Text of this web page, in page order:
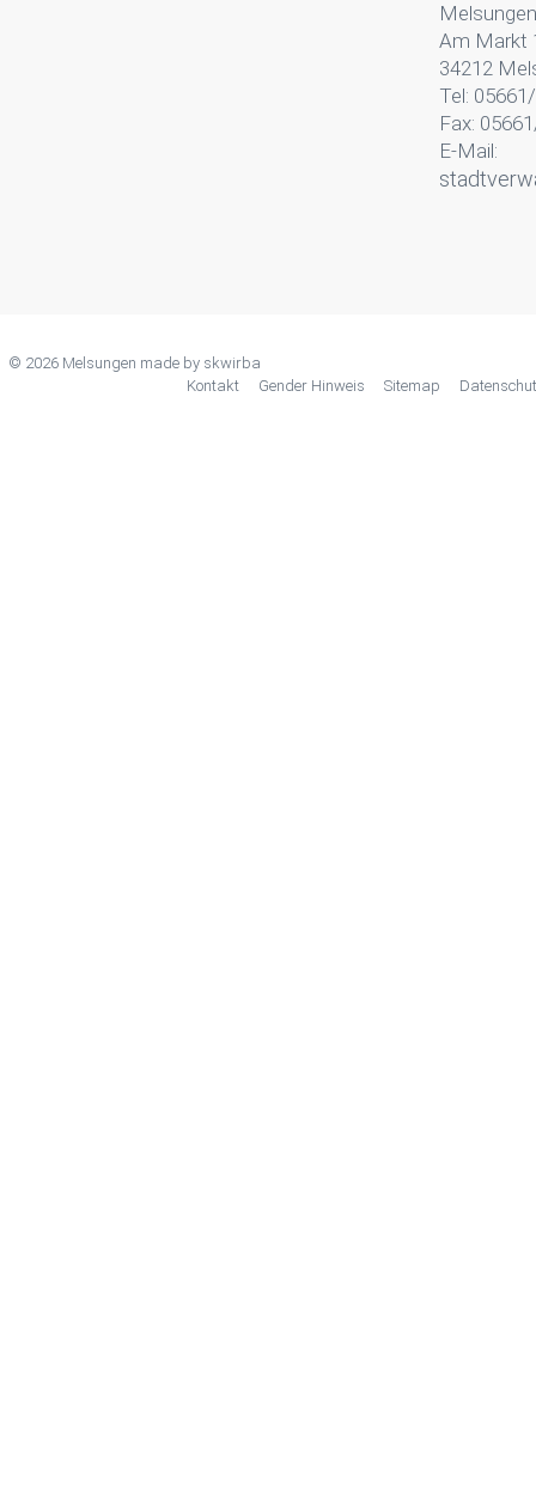
Melsungen
Am Markt
34212
Tel:
Fax:
E-Mail:
© 2026 Melsungen made by skwirba
Kontakt
Gender Hinweis Sitemap